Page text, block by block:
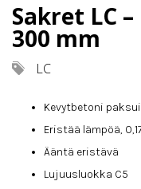
Sakret LC
300 mm
LC
Kevytbetoni
Eristää lämpöä,
Ääntä eristävä
Lujuusluokka C5